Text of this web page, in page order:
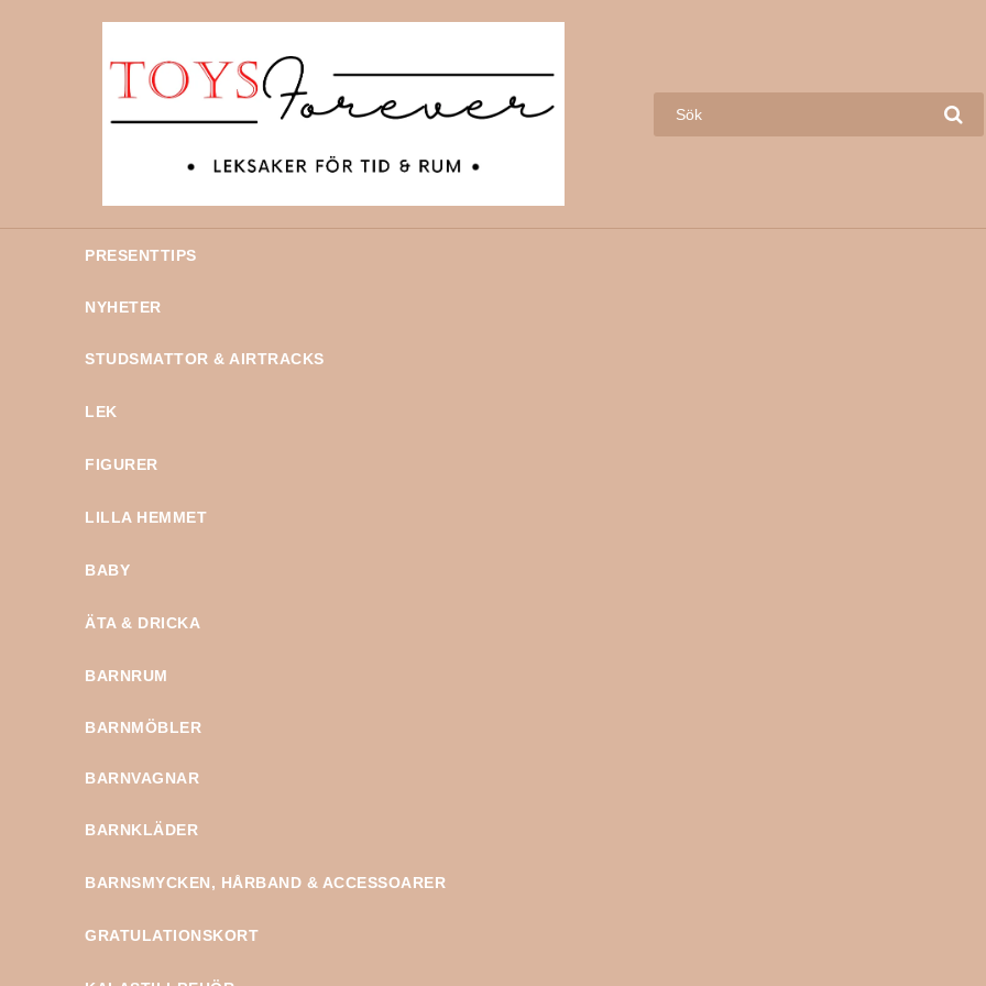
PRESENTTIPS
NYHETER
STUDSMATTOR & AIRTRACKS
LEK
FIGURER
LILLA HEMMET
BABY
ÄTA & DRICKA
BARNRUM
BARNMÖBLER
BARNVAGNAR
BARNKLÄDER
BARNSMYCKEN, HÅRBAND & ACCESSOARER
GRATULATIONSKORT